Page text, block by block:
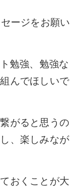
ージをお願い
勉強、勉強な
んでほしいで
がると思うの
、楽しみなが
おくことが大